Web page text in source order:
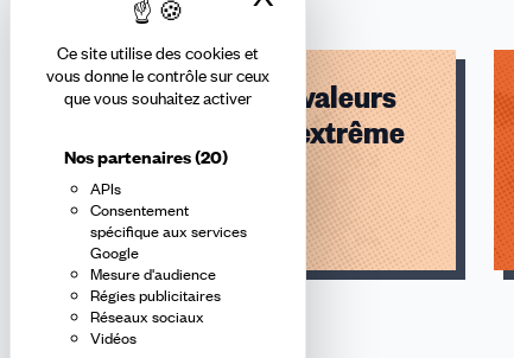
Ce site utilise des cookies et
vous donne le contrôle sur ceux
que vous souhaitez activer
Nos partenaires(20)
APIs
Consentement
spécifique aux services
Google
Mesure d'audience
Régies publicitaires
Réseaux sociaux
Vidéos
Thématiques
Vivre ensemble
Faire vivre nos valeurs
et combattre l'extrême
droite
Lire l'article